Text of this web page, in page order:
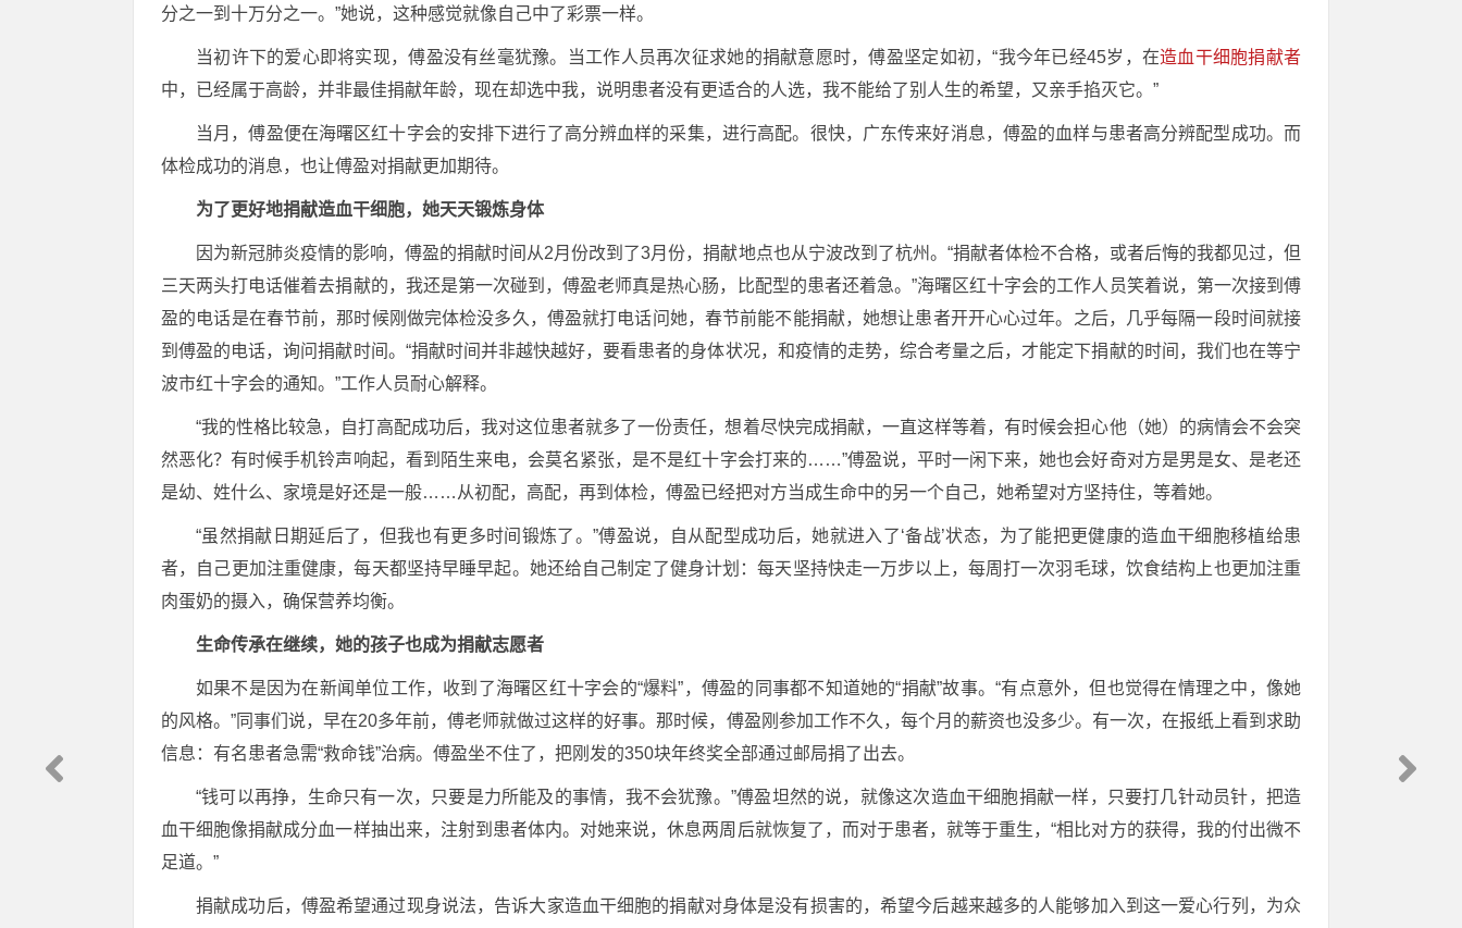
分之一到十万分之一。”她说，这种感觉就像自己中了彩票一样。
当初许下的爱心即将实现，傅盈没有丝毫犹豫。当工作人员再次征求她的捐献意愿时，傅盈坚定如初，“我今年已经45岁，在造血干细胞捐献者
中，已经属于高龄，并非最佳捐献年龄，现在却选中我，说明患者没有更适合的人选，我不能给了别人生的希望，又亲手掐灭它。”
当月，傅盈便在海曙区红十字会的安排下进行了高分辨血样的采集，进行高配。很快，广东传来好消息，傅盈的血样与患者高分辨配型成功。而
体检成功的消息，也让傅盈对捐献更加期待。
为了更好地捐献造血干细胞，她天天锻炼身体
因为新冠肺炎疫情的影响，傅盈的捐献时间从2月份改到了3月份，捐献地点也从宁波改到了杭州。“捐献者体检不合格，或者后悔的我都见过，但
三天两头打电话催着去捐献的，我还是第一次碰到，傅盈老师真是热心肠，比配型的患者还着急。”海曙区红十字会的工作人员笑着说，第一次接到傅
盈的电话是在春节前，那时候刚做完体检没多久，傅盈就打电话问她，春节前能不能捐献，她想让患者开开心心过年。之后，几乎每隔一段时间就接
到傅盈的电话，询问捐献时间。“捐献时间并非越快越好，要看患者的身体状况，和疫情的走势，综合考量之后，才能定下捐献的时间，我们也在等宁
波市红十字会的通知。”工作人员耐心解释。
“我的性格比较急，自打高配成功后，我对这位患者就多了一份责任，想着尽快完成捐献，一直这样等着，有时候会担心他（她）的病情会不会突
然恶化？有时候手机铃声响起，看到陌生来电，会莫名紧张，是不是红十字会打来的……”傅盈说，平时一闲下来，她也会好奇对方是男是女、是老还
是幼、姓什么、家境是好还是一般……从初配，高配，再到体检，傅盈已经把对方当成生命中的另一个自己，她希望对方坚持住，等着她。
“虽然捐献日期延后了，但我也有更多时间锻炼了。”傅盈说，自从配型成功后，她就进入了‘备战’状态，为了能把更健康的造血干细胞移植给患
者，自己更加注重健康，每天都坚持早睡早起。她还给自己制定了健身计划：每天坚持快走一万步以上，每周打一次羽毛球，饮食结构上也更加注重
肉蛋奶的摄入，确保营养均衡。
生命传承在继续，她的孩子也成为捐献志愿者
如果不是因为在新闻单位工作，收到了海曙区红十字会的“爆料”，傅盈的同事都不知道她的“捐献”故事。“有点意外，但也觉得在情理之中，像她
的风格。”同事们说，早在20多年前，傅老师就做过这样的好事。那时候，傅盈刚参加工作不久，每个月的薪资也没多少。有一次，在报纸上看到求助
信息：有名患者急需“救命钱”治病。傅盈坐不住了，把刚发的350块年终奖全部通过邮局捐了出去。
“钱可以再挣，生命只有一次，只要是力所能及的事情，我不会犹豫。”傅盈坦然的说，就像这次造血干细胞捐献一样，只要打几针动员针，把造
血干细胞像捐献成分血一样抽出来，注射到患者体内。对她来说，休息两周后就恢复了，而对于患者，就等于重生，“相比对方的获得，我的付出微不
足道。”
捐献成功后，傅盈希望通过现身说法，告诉大家造血干细胞的捐献对身体是没有损害的，希望今后越来越多的人能够加入到这一爱心行列，为众